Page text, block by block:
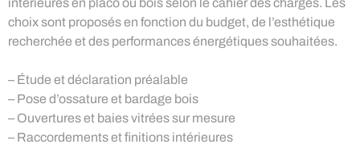
choix sont proposés en fonction du budget, de l’esthétique
recherchée et des performances énergétiques souhaitées.
– Étude et déclaration préalable
– Pose d’ossature et bardage bois
– Ouvertures et baies vitrées sur mesure
– Raccordements et finitions intérieures